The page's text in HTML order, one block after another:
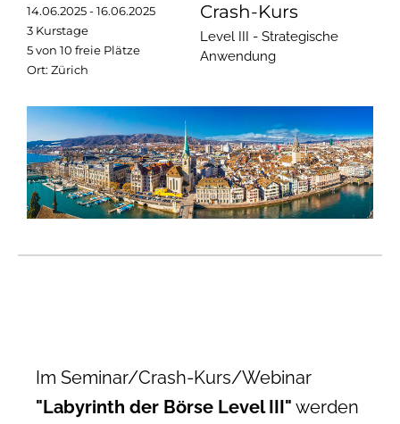
14.06.2025 - 16.06.2025
3 Kurstage
5 von 10 freie Plätze
Ort: Zürich
Crash-Kurs
Level III - Strategische
Anwendung
Im Seminar/Crash-Kurs/Webinar
"Labyrinth der Börse Level III" werden